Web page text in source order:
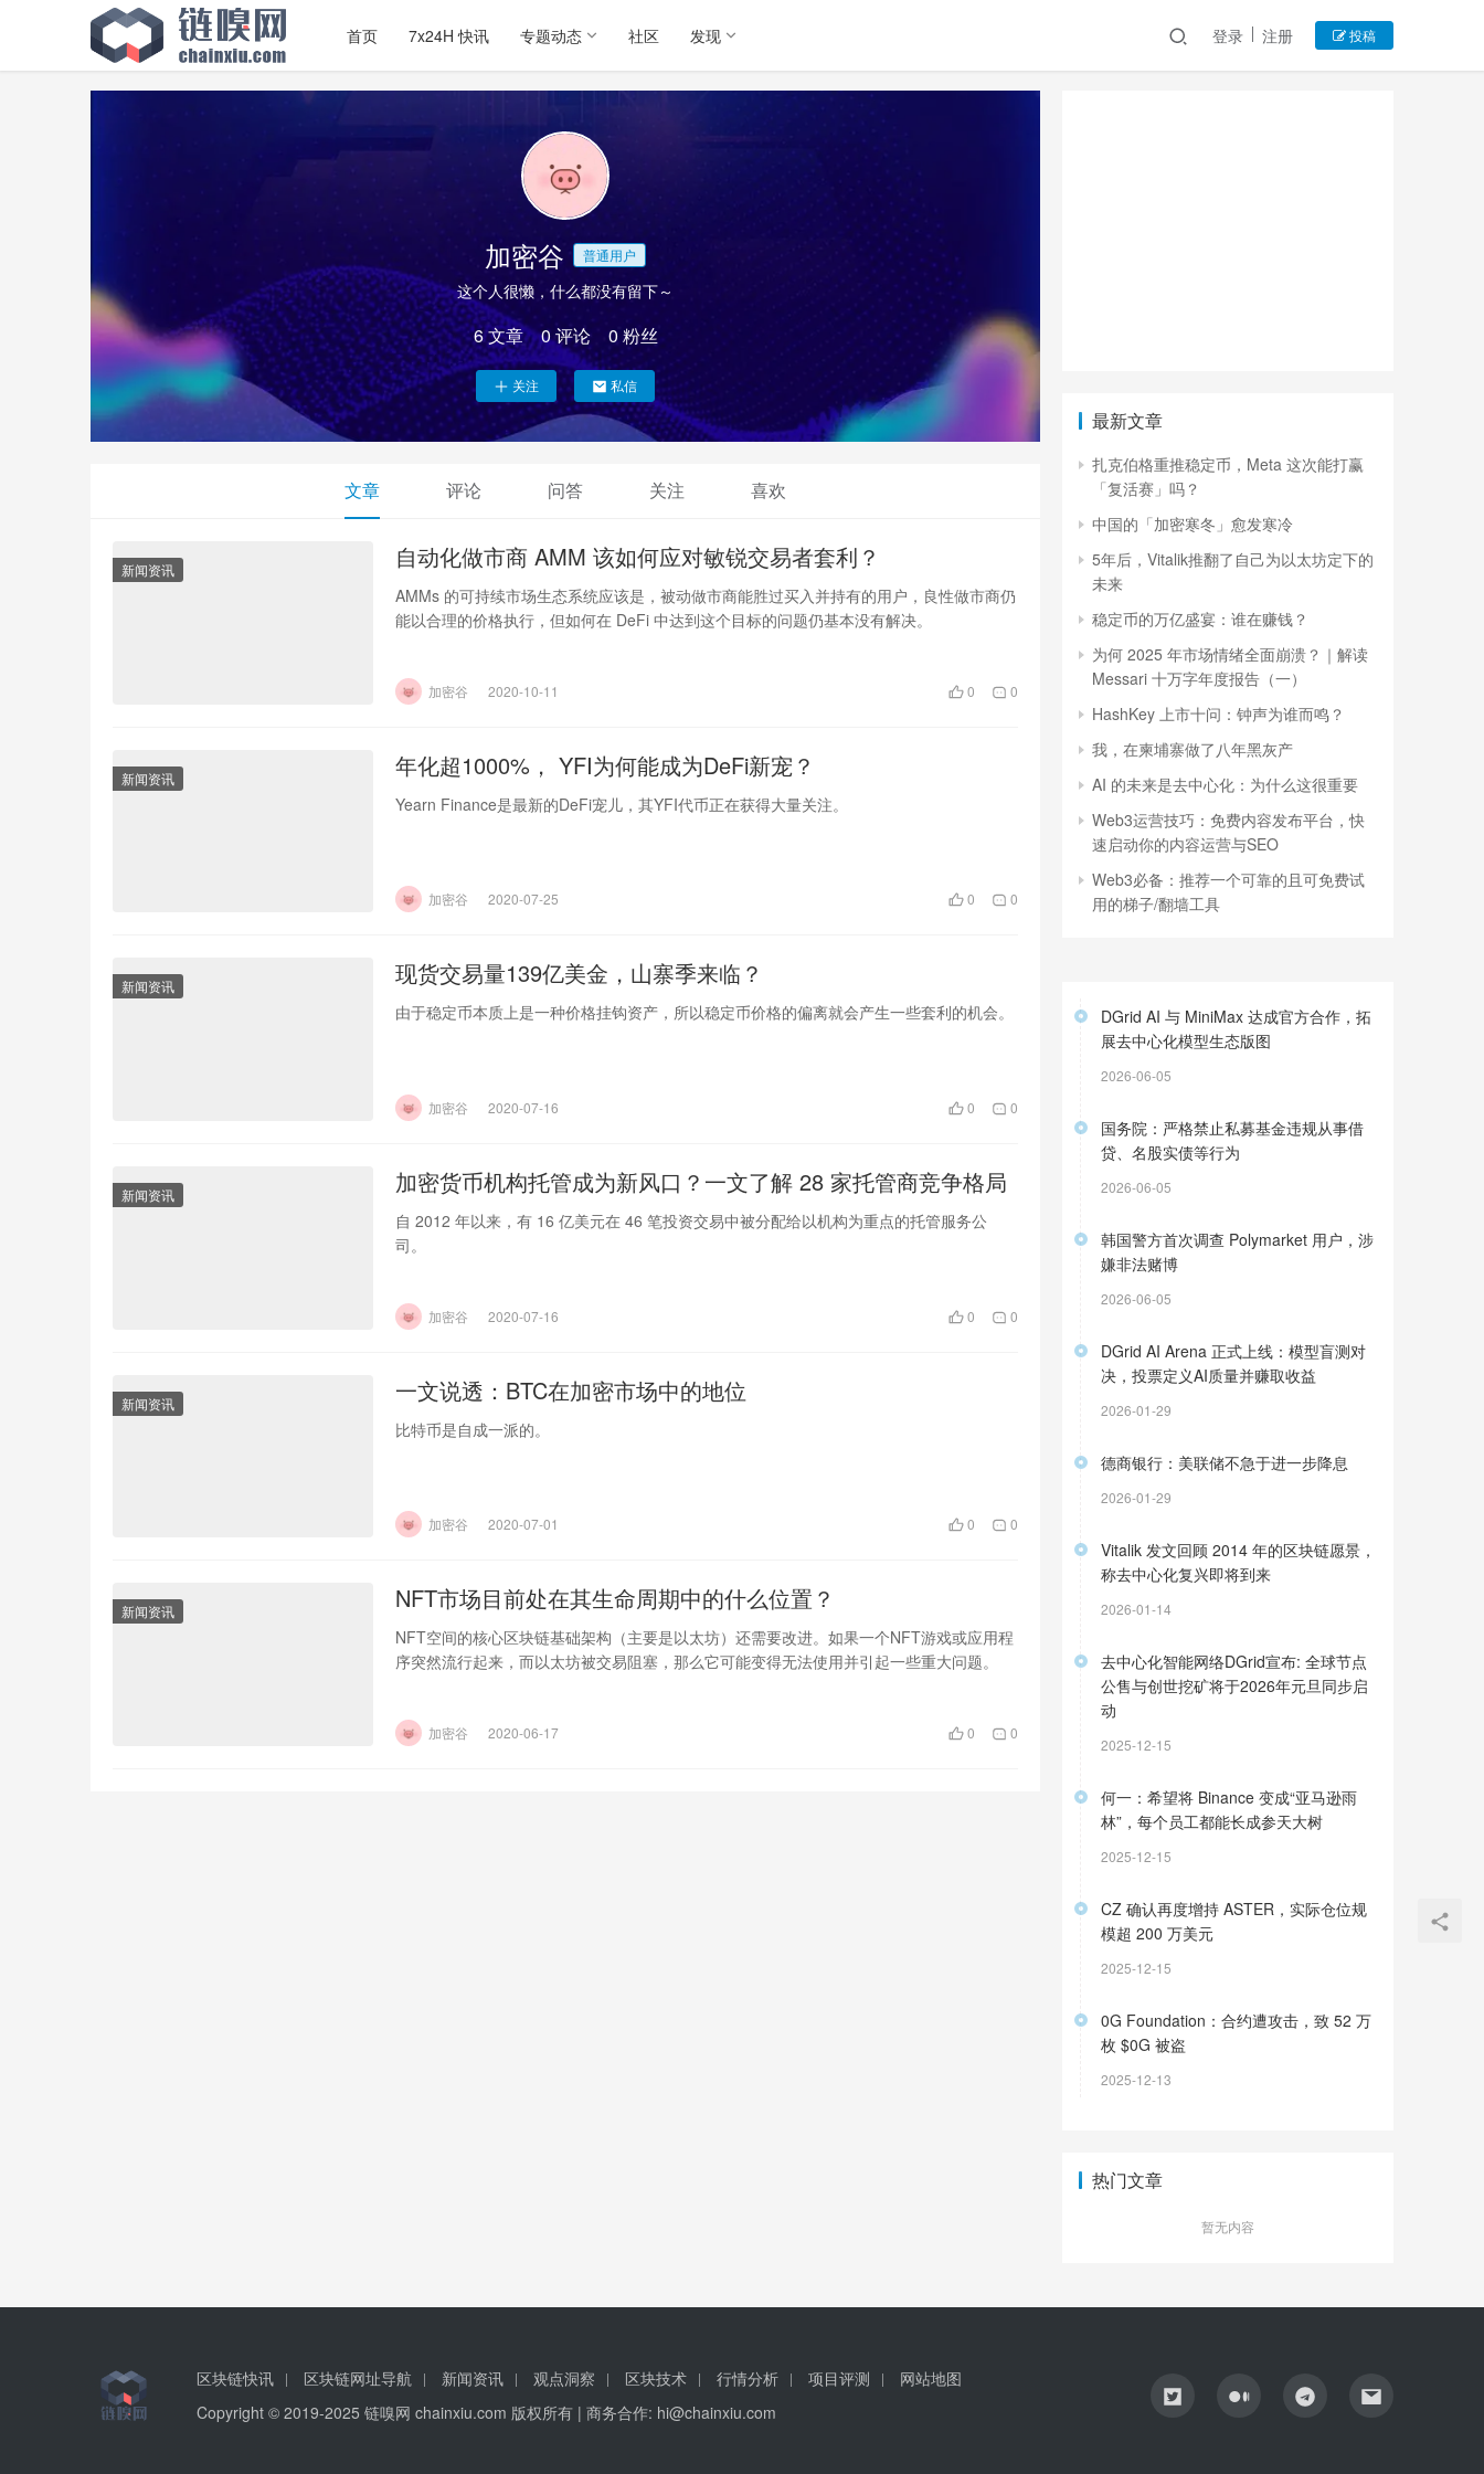
首页 7x24H 快讯 专题动态 社区 发现 登录 注册 投稿
加密谷 普通用户
这个人很懒，什么都没有留下～
6文章 0评论 0 粉丝
关注 私信
文章 评论 问答 关注 喜欢
新闻资讯 自动化做市商 AMM 该如何应对敏锐交易者套利？
AMMs 的可持续市场生态系统应该是，被动做市商能胜过买入并持有的用户，良性做市商仍
能以合理的价格执行，但如何在 DeFi 中达到这个目标的问题仍基本没有解决。
加密谷 2020-10-11 0 0
新闻资讯 年化超1000%， YFI为何能成为DeFi新宠？
Yearn Finance是最新的DeFi宠儿，其YFI代币正在获得大量关注。
加密谷 2020-07-25 0 0
新闻资讯 现货交易量139亿美金，山寨季来临？
由于稳定币本质上是一种价格挂钩资产，所以稳定币价格的偏离就会产生一些套利的机会。
加密谷 2020-07-16 0 0
新闻资讯 加密货币机构托管成为新风口？一文了解 28 家托管商竞争格局
自 2012 年以来，有 16 亿美元在 46 笔投资交易中被分配给以机构为重点的托管服务公
司。
加密谷 2020-07-16 0 0
新闻资讯 一文说透：BTC在加密市场中的地位
比特币是自成一派的。
加密谷 2020-07-01 0 0
新闻资讯 NFT市场目前处在其生命周期中的什么位置？
NFT空间的核心区块链基础架构（主要是以太坊）还需要改进。如果一个NFT游戏或应用程
序突然流行起来，而以太坊被交易阻塞，那么它可能变得无法使用并引起一些重大问题。
加密谷 2020-06-17 0 0
最新文章
扎克伯格重推稳定币，Meta 这次能打赢
「复活赛」吗？
中国的「加密寒冬」愈发寒冷
5年后，Vitalik推翻了自己为以太坊定下的
未来
稳定币的万亿盛宴：谁在赚钱？
为何 2025 年市场情绪全面崩溃？｜解读
Messari 十万字年度报告（一）
HashKey 上市十问：钟声为谁而鸣？
我，在柬埔寨做了八年黑灰产
AI 的未来是去中心化：为什么这很重要
Web3运营技巧：免费内容发布平台，快
速启动你的内容运营与SEO
Web3必备：推荐一个可靠的且可免费试
用的梯子/翻墙工具
DGrid AI 与 MiniMax 达成官方合作，拓
展去中心化模型生态版图
2026-06-05
国务院：严格禁止私募基金违规从事借
贷、名股实债等行为
2026-06-05
韩国警方首次调查 Polymarket 用户，涉
嫌非法赌博
2026-06-05
DGrid AI Arena 正式上线：模型盲测对
决，投票定义AI质量并赚取收益
2026-01-29
德商银行：美联储不急于进一步降息
2026-01-29
Vitalik 发文回顾 2014 年的区块链愿景，
称去中心化复兴即将到来
2026-01-14
去中心化智能网络DGrid宣布: 全球节点
公售与创世挖矿将于2026年元旦同步启
动
2025-12-15
何一：希望将 Binance 变成“亚马逊雨
林”，每个员工都能长成参天大树
2025-12-15
CZ 确认再度增持 ASTER，实际仓位规
模超 200 万美元
2025-12-15
0G Foundation：合约遭攻击，致 52 万
枚 $0G 被盗
2025-12-13
热门文章
暂无内容
区块链快讯 区块链网址导航 新闻资讯 观点洞察 区块技术 行情分析 项目评测
网站地图
Copyright © 2019-2025 链嗅网 chainxiu.com 版权所有 | 商务合作: hi@chainxiu.com